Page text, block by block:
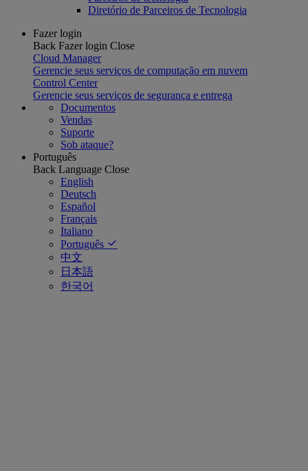
Diretório de Parceiros de Tecnologia
Fazer login
Back Fazer login Close
Cloud Manager
Gerencie seus serviços de computação em nuvem
Control Center
Gerencie seus serviços de segurança e entrega
Documentos
Vendas
Suporte
Sob ataque?
Português
Back Language Close
English
Deutsch
Español
Français
Italiano
Português
中文
日本語
한국어